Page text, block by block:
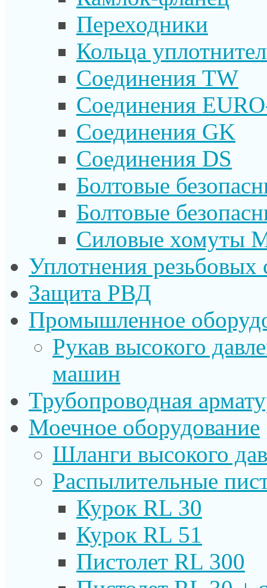
Переходники
Кольца
Соединения TW
Соединения
Соединения GK
Соединения DS
Болтовые
Болтовые
Силовые хомуты
Уплотнения резьбовых
Защита РВД
Промышленное
Рукав высокого
машин
Трубопроводная
Моечное оборудование
Шланги высокого
Распылительные
Курок RL 30
Курок RL 51
Пистолет RL 300